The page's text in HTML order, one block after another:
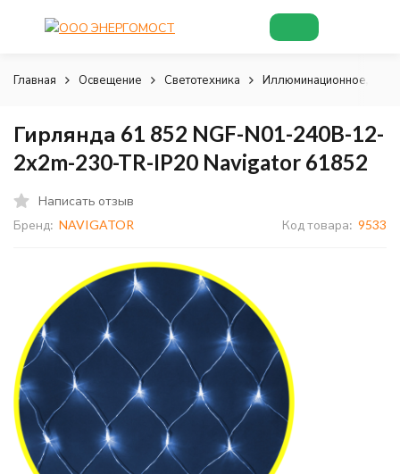
Главная Освещение Светотехника Иллюминационное,
Гирлянда 61 852 NGF-N01-240B-12-
2x2m-230-TR-IP20 Navigator 61852
Написать отзыв
Бренд: NAVIGATOR Код товара: 9533